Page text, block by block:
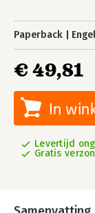
Paperback
€ 49,81
In
Levertijd
Gratis